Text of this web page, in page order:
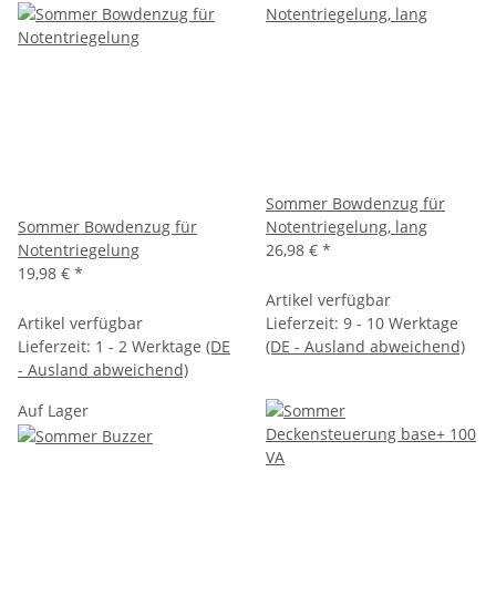
Sommer Bowdenzug für
Notentriegelung
19,98 € *
Artikel verfügbar
Lieferzeit: 1 - 2 Werktage (DE
- Ausland abweichend)
Sommer Bowdenzug für
Notentriegelung, lang
26,98 € *
Artikel verfügbar
Lieferzeit: 9 - 10 Werktage
(DE - Ausland abweichend)
Auf Lager